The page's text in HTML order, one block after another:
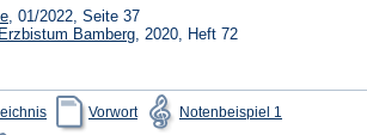
Tab)
(Öffnet
in
, 01/2022, Seite 37
Bamberg(Öffnet
Tab)
, 2020, Heft 72
(Öffnet
in
Vorwort
(Öffnet
in
Notenbeispiel 1in